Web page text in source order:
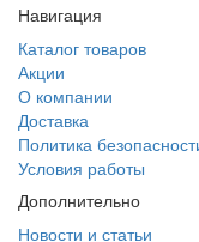
Навигация
Каталог товаров
Акции
О компании
Доставка
Политика
Условия работы
Дополнительно
Новости и статьи